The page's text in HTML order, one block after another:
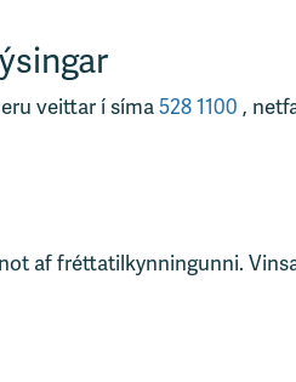
veittar í síma528 1100 ,
af fréttatilkynningunni.